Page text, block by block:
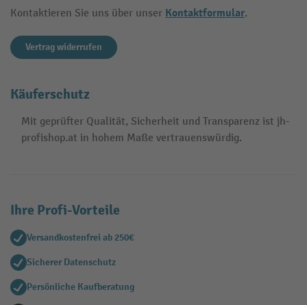
Kontaktieren Sie uns über unser Kontaktformular.
Vertrag widerrufen
Käuferschutz
Mit geprüfter Qualität, Sicherheit und Transparenz ist jh-
profishop.at in hohem Maße vertrauenswürdig.
Ihre Profi-Vorteile
Versandkostenfrei ab 250€
Sicherer Datenschutz
Persönliche Kaufberatung